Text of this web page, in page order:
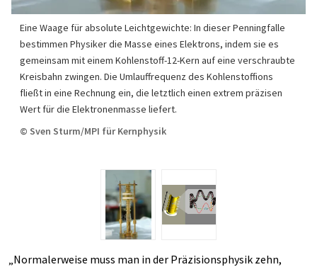
Eine Waage für absolute Leichtgewichte: In dieser Penningfalle
bestimmen Physiker die Masse eines Elektrons, indem sie es
gemeinsam mit einem Kohlenstoff-12-Kern auf eine verschraubte
Kreisbahn zwingen. Die Umlauffrequenz des Kohlenstoffions
fließt in eine Rechnung ein, die letztlich einen extrem präzisen
Wert für die Elektronenmasse liefert.
© Sven Sturm/MPI für Kernphysik
„Normalerweise muss man in der Präzisionsphysik zehn,